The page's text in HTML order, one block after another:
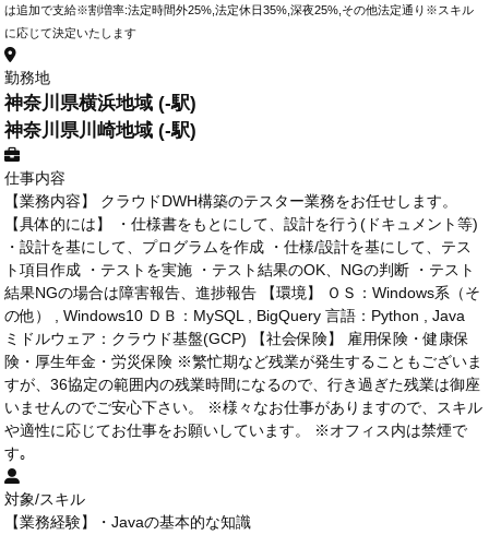
は追加で支給※割増率:法定時間外25%,法定休日35%,深夜25%,その他法定通り※スキル
に応じて決定いたします
勤務地
神奈川県横浜地域 (-駅)
神奈川県川崎地域 (-駅)
仕事内容
【業務内容】 クラウドDWH構築のテスター業務をお任せします。
【具体的には】 ・仕様書をもとにして、設計を行う(ドキュメント等)
・設計を基にして、プログラムを作成 ・仕様/設計を基にして、テス
ト項目作成 ・テストを実施 ・テスト結果のOK、NGの判断 ・テスト
結果NGの場合は障害報告、進捗報告 【環境】 ＯＳ：Windows系（そ
の他） , Windows10 ＤＢ：MySQL , BigQuery 言語：Python , Java
ミドルウェア：クラウド基盤(GCP) 【社会保険】 雇用保険・健康保
険・厚生年金・労災保険 ※繁忙期など残業が発生することもございま
すが、36協定の範囲内の残業時間になるので、行き過ぎた残業は御座
いませんのでご安心下さい。 ※様々なお仕事がありますので、スキル
や適性に応じてお仕事をお願いしています。 ※オフィス内は禁煙で
す｡
対象/スキル
【業務経験】・Javaの基本的な知識